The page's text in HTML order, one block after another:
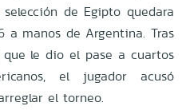
de Egipto quedara
a manos de Argentina. Tras
le dio el pase a cuartos
el jugador acusó
el torneo.